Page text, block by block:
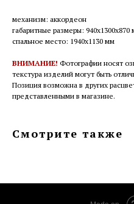
механизм: аккордеон
габаритные размеры: 940х1300х870
спальное место: 1940х1130 мм
ВНИМАНИЕ! Фотографии носят
текстура изделий могут быть
Позиция возможна в других
представленными в магазине.
Смотрите также